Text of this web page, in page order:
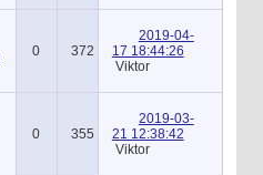
0 372
2019-04-
17 18:44:26
Viktor
0 355
2019-03-
21 12:38:42
Viktor